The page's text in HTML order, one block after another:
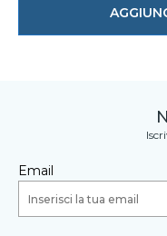
Email